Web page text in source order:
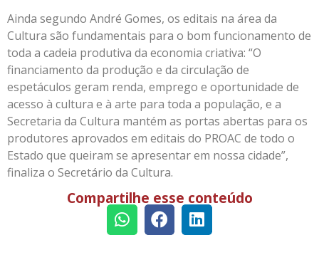
Ainda segundo André Gomes, os editais na área da
Cultura são fundamentais para o bom funcionamento de
toda a cadeia produtiva da economia criativa: “O
financiamento da produção e da circulação de
espetáculos geram renda, emprego e oportunidade de
acesso à cultura e à arte para toda a população, e a
Secretaria da Cultura mantém as portas abertas para os
produtores aprovados em editais do PROAC de todo o
Estado que queiram se apresentar em nossa cidade”,
finaliza o Secretário da Cultura.
Compartilhe esse conteúdo